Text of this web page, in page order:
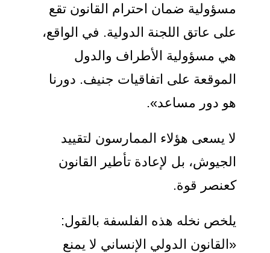
مسؤولية ضمان احترام القانون تقع
على عاتق اللجنة الدولية. في الواقع،
هي مسؤولية الأطراف والدول
الموقعة على اتفاقيات جنيف. دورنا
هو دور مساعد».
لا يسعى هؤلاء الممارسون لتقييد
الجيوش، بل لإعادة تأطير القانون
كعنصر قوة.
يلخص نخله هذه الفلسفة بالقول:
«القانون الدولي الإنساني لا يمنع